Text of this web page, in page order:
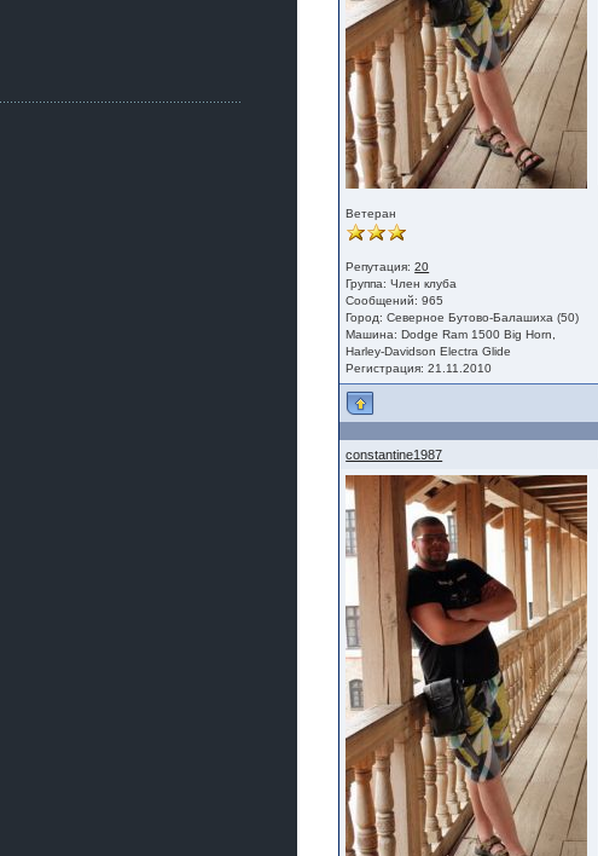
Ветеран
Репутация:20
Группа:Член клуба
Сообщений: 965
Город: Северное Бутово-Балашиха (50)
Машина: Dodge Ram 1500 Big Horn,
Harley-Davidson Electra Glide
Регистрация: 21.11.2010
constantine1987